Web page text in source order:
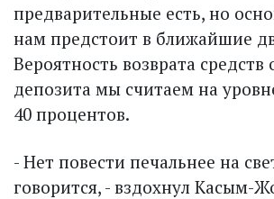
предварительные есть, но
нам предстоит в ближайшие
Вероятность возврата средств
депозита мы считаем на
40 процентов.
- Нет повести печальнее на
говорится, - вздохнул Касым-